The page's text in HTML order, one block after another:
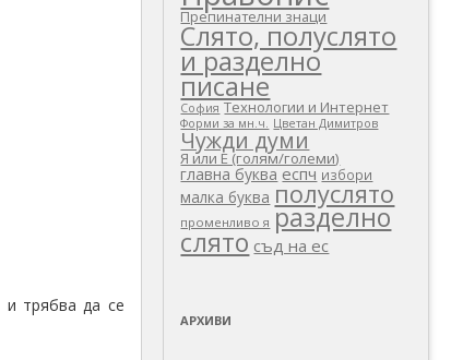
и трябва да се
Препинателни знаци
Слято, полуслято
и разделно
писане
София Технологии и Интернет
Форми за мн.ч. Цветан Димитров
Чужди думи
Я или Е (голям/големи)
главна буква еспч избори
малка буква полуслято
променливо я разделно
слято съд на ес
АРХИВИ